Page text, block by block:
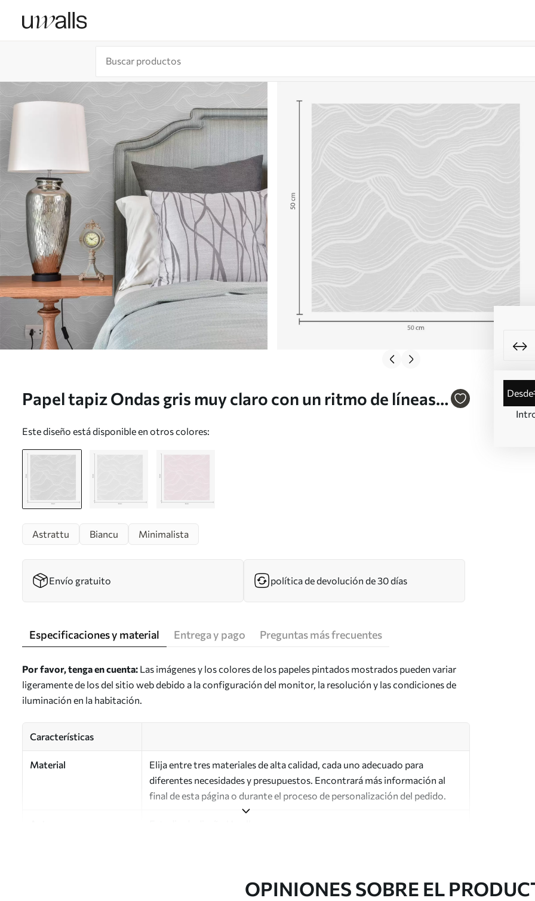
Papel tapiz Ondas gris muy claro con un ritmo de líneas
Este diseño está disponible en otros colores:
desde
Astrattu Biancu Minimalista
Envío gratuito política de devolución de 30 días
Especificaciones y material Entrega y pago Preguntas más frecuentes
Por favor, tenga en cuenta: Las imágenes y los colores de los papeles pintados mostrados pueden variar
ligeramente de los del sitio web debido a la configuración del monitor, la resolución y las condiciones de
iluminación en la habitación.
Características
Material
Elija entre tres materiales de alta calidad, cada uno adecuado para
diferentes necesidades y presupuestos. Encontrará más información al
final de esta página o durante el proceso de personalización del pedido.
OPINIONES SOBRE EL